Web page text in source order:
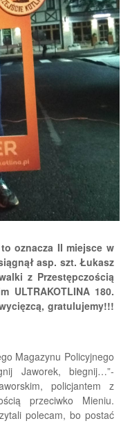
oznacza II miejsce w
asp. szt. Łukasz
z Przestępczością
ULTRAKOTLINA 180.
gratulujemy!!!
Magazynu Policyjnego
Jaworek, biegnij…”-
policjantem z
przeciwko Mieniu.
polecam, bo postać